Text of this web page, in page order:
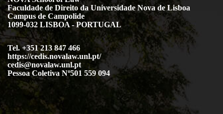
Faculdade de Direito da Universidade Nova de Lisboa
Campus de Campolide
1099-032 LISBOA - PORTUGAL
Tel. +351 213 847 466
https://cedis.novalaw.unl.pt/
cedis@novalaw.unl.pt
Pessoa Coletiva Nº501 559 094